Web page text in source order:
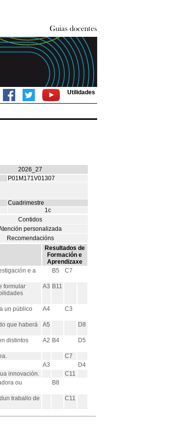
Utilidades
2026_27
P01M171V01307
Cuadrimestre
1c
Contidos
personalizada
Recomendacións
Resultados de
Formación e
Aprendizaxe
e a
B5 C7
formular
A3 B11
un público
A4 C3
que haberá
A5 D8
distintos
A2 B4 D5
C7
A3
D4
innovación.
C11
ou
B8
traballo de
C11